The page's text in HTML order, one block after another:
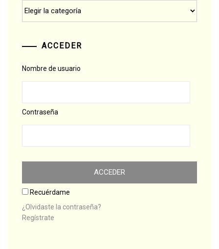
ACCEDER
Nombre de usuario
Contraseña
Recuérdame
¿Olvidaste la contraseña?
Regístrate